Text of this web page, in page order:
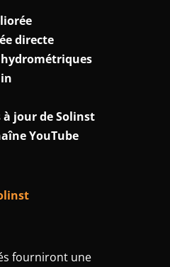
directe
à jour de Solinst
YouTube
fourniront une